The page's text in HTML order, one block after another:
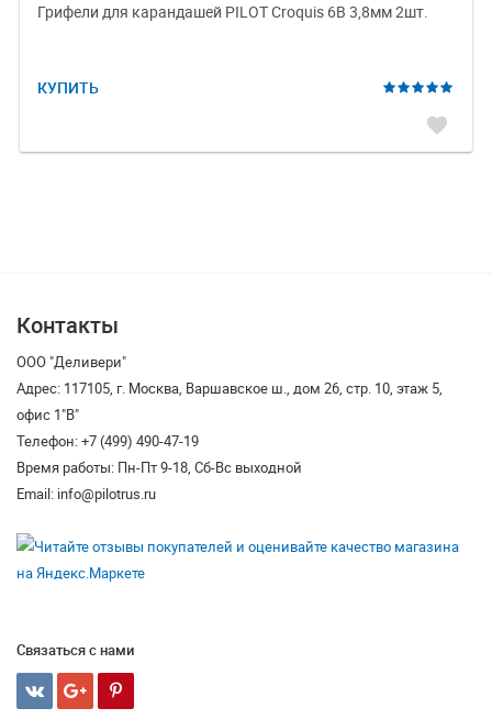
Грифели для карандашей PILOT Croquis 6B 3,8мм 2шт.
КУПИТЬ
favorite
Контакты
ООО "Деливери"
Адрес: 117105, г. Москва, Варшавское ш., дом 26, стр. 10, этаж 5,
офис 1"В"
Телефон: +7 (499) 490-47-19
Время работы: Пн-Пт 9-18, Сб-Вс выходной
Email: info@pilotrus.ru
Связаться с нами